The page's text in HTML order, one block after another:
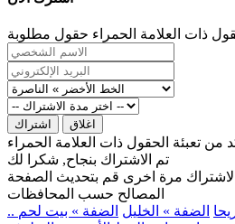
ذات العلامة الحمراء حقول مطلوبة
اشتراك اغلاق
من تعبئة الحقول ذات العلامة الحمراء
تم الاشتراك بنجاح, شكرا لك
مرة اخرى قم بتحديث الصفحة
المصالح حسب المحافظات
الضفة » الخليل الضفة » بيت لحم